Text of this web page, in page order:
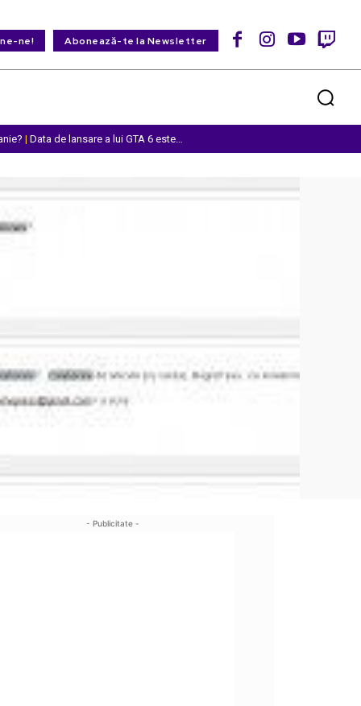
ne! Abonează-te la Newsletter
| Data de lansare a lui GTA 6 este…
- Publicitate -